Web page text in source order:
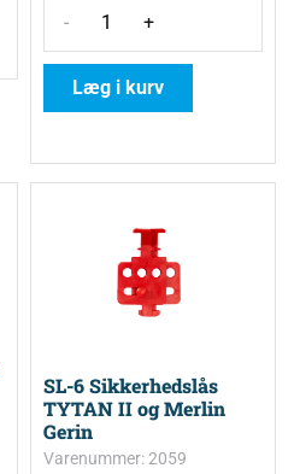
- +
Læg i kurv
SL-6 Sikkerhedslås
TYTAN II og Merlin
Gerin
Varenummer: 2059